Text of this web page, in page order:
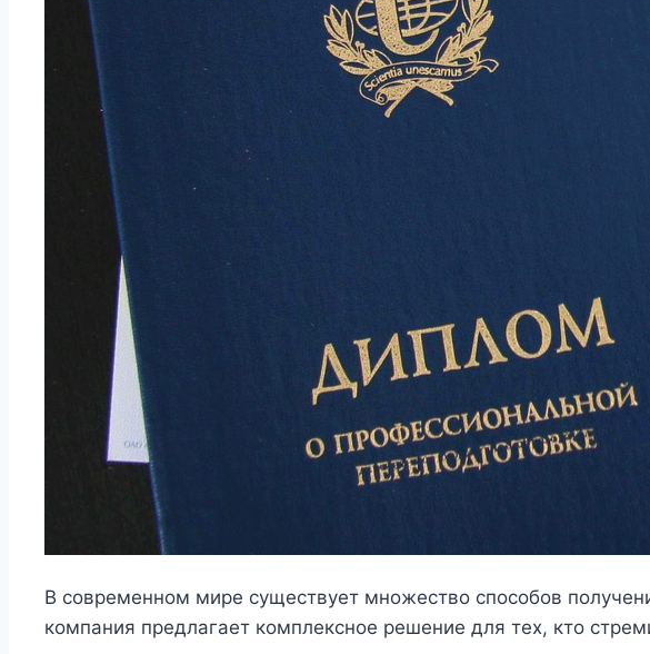
В современном мире существует множество способов
компания предлагает комплексное решение для тех, кто